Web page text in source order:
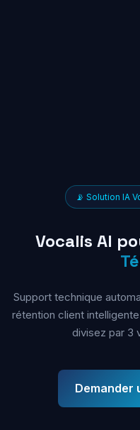
📡 Solution IA
Vocalis AI
Support technique
rétention client
divisez par 3
Demander